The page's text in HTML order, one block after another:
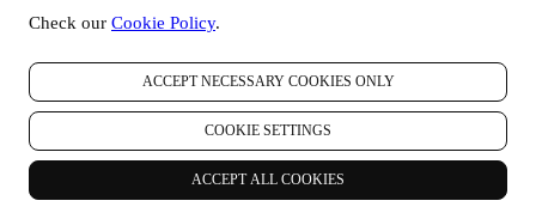
Check our Cookie Policy.
ACCEPT NECESSARY COOKIES ONLY
COOKIE SETTINGS
ACCEPT ALL COOKIES
trattamento è basata sull’adempimento contrattuale di tali
iii. PER GESTIRE VOSTRI ORDINI E FORNIRVI
NOSTRI PRODOTTI, SERVIZI E ASSISTENZA
Utilizzeremo i vostri dati per gestire il rapporto contrattuale
con voi, i vostri acquisti di prodotti sul Sito e/o nei nostri
negozi Le Creuset, il vostro utilizzo del Sito, qualsiasi
successiva assistenza post-vendita o la vostra aderenza a